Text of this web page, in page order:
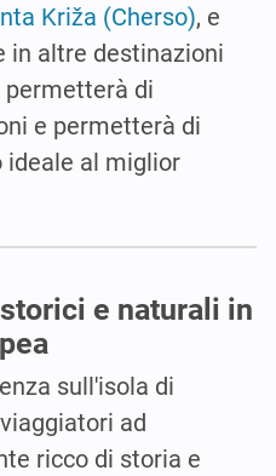
Križa (Cherso), e
in altre destinazioni
permetterà di
e permetterà di
ideale al miglior
e naturali in
sull'isola di
ad
ricco di storia e